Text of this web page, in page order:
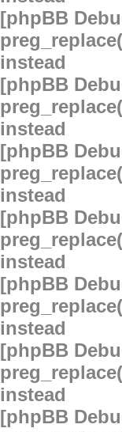
[phpBB
instead
[phpBB
instead
[phpBB
instead
[phpBB
instead
[phpBB
instead
[phpBB
instead
[phpBB